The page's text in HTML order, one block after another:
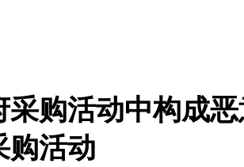
购活动中构成
购活动